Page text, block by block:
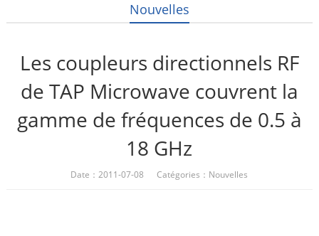
Nouvelles
Les coupleurs directionnels RF
de TAP Microwave couvrent la
gamme de fréquences de 0.5 à
18 GHz
Date：2011-07-08 Catégories： Nouvelles